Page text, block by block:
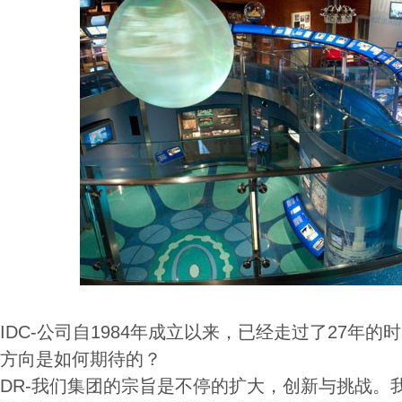
IDC-公司自1984年成立以来，已经走过了27年的
方向是如何期待的？
DR-我们集团的宗旨是不停的扩大，创新与挑战。